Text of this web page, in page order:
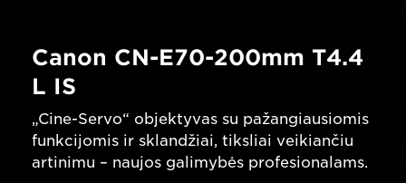
Canon CN-E70-200mm T4.4
L IS
„Cine-Servo“ objektyvas su pažangiausiomis
funkcijomis ir sklandžiai, tiksliai veikiančiu
artinimu – naujos galimybės profesionalams.